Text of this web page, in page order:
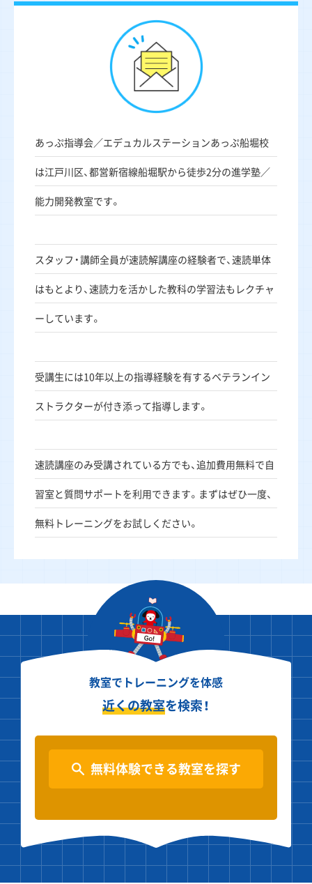
あっぷ指導会／エデュカルステーションあっぷ船堀校
は江戸川区、都営新宿線船堀駅から徒歩2分の進学塾／
能力開発教室です。
スタッフ・講師全員が速読解講座の経験者で、速読単体
はもとより、速読力を活かした教科の学習法もレクチャ
ーしています。
受講生には10年以上の指導経験を有するベテランイン
ストラクターが付き添って指導します。
速読講座のみ受講されている方でも、追加費用無料で自
習室と質問サポートを利用できます。まずはぜひ一度、
無料トレーニングをお試しください。
教室でトレーニングを体感
近くの教室を検索！
無料体験できる教室を探す